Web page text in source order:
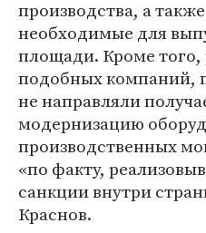
производства, а
необходимые для
площади. Кроме того,
подобных компаний,
не направляли
модернизацию
производственных
«по факту,
санкции внутри
Краснов.